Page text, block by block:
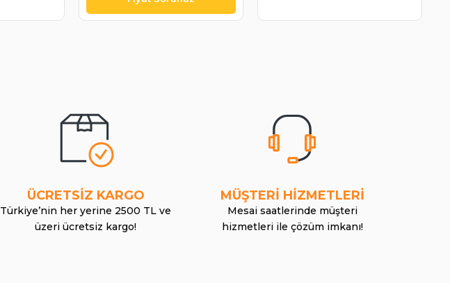
ÜCRETSİZ KARGO
Türkiye’nin her yerine 2500 TL ve
üzeri ücretsiz kargo!
MÜŞTERİ HİZMETLERİ
Mesai saatlerinde müşteri
hizmetleri ile çözüm imkanı!